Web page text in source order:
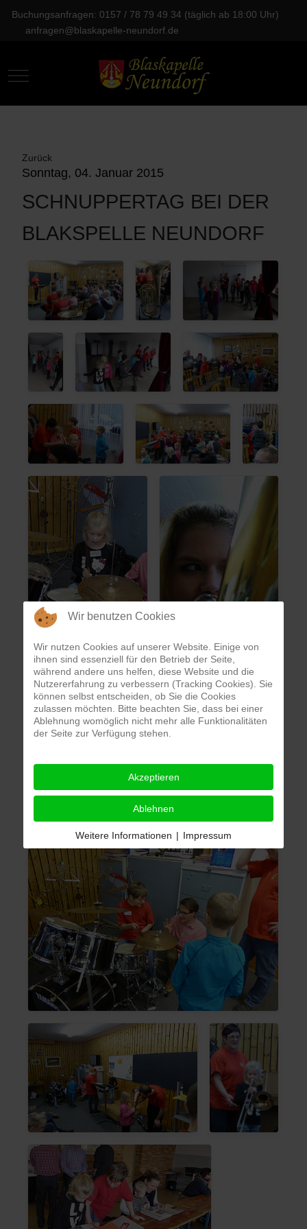
Buchungsanfragen: 0157 / 78 79 49 34 (täglich ab 18:00 Uhr)
anfragen@blaskapelle-neundorf.de
Mobile Menu Toggle
Zurück
Sonntag, 04. Januar 2015
SCHNUPPERTAG BEI DER
BLAKSPELLE NEUNDORF
Wir benutzen Cookies
Wir nutzen Cookies auf unserer Website. Einige von
ihnen sind essenziell für den Betrieb der Seite,
während andere uns helfen, diese Website und die
Nutzererfahrung zu verbessern (Tracking Cookies). Sie
können selbst entscheiden, ob Sie die Cookies
zulassen möchten. Bitte beachten Sie, dass bei einer
Ablehnung womöglich nicht mehr alle Funktionalitäten
der Seite zur Verfügung stehen.
Akzeptieren
Ablehnen
Weitere Informationen | Impressum